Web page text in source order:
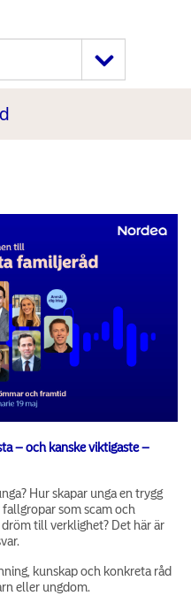
– och kanske viktigaste –
Hur skapar unga en trygg
som scam och
till verklighet? Det här är
kunskap och konkreta råd
eller ungdom.